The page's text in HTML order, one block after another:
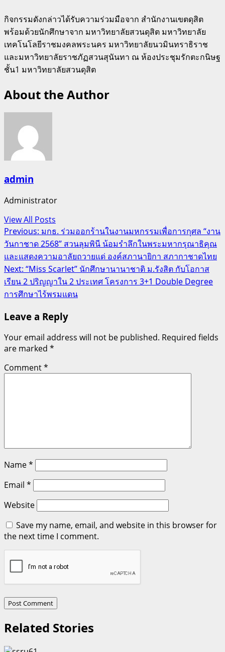
กิจกรรมดังกล่าวได้รับความร่วมมือจาก สำนักงานเขตดุสิต
พร้อมด้วยนักศึกษาจาก มหาวิทยาลัยสวนดุสิต มหาวิทยาลัย
เทคโนโลยีราชมงคลพระนคร มหาวิทยาลัยนวมินทราธิราช
และมหาวิทยาลัยราชภัฏสวนสุนันทา ณ ห้องประชุมรักตะกนิษฐ
ชั้น1 มหาวิทยาลัยสวนดุสิต
About the Author
admin
Administrator
View All Posts
Post
navigation
Previous: มกธ. ร่วมออกร้านในงานมหกรรมเพื่อการกุศล “งาน
วันกาชาด 2568” สวนลุมพินี น้อมรำลึกในพระมหากรุณาธิคุณ
และแสดงความอาลัยถวายแด่ องค์สภานายิกา สภากาชาดไทย
Next: “Miss Scarlet” นักศึกษานานาชาติ ม.รังสิต กับโอกาส
เรียน 2 ปริญญาใน 2 ประเทศ โครงการ 3+1 Double Degree
การศึกษาไร้พรมแดน
Leave a Reply
Your email address will not be published. Required fields
are marked *
Comment*
Name*
Email *
Website
Save my name, email, and website in this browser for
the next time I comment.
Related Stories